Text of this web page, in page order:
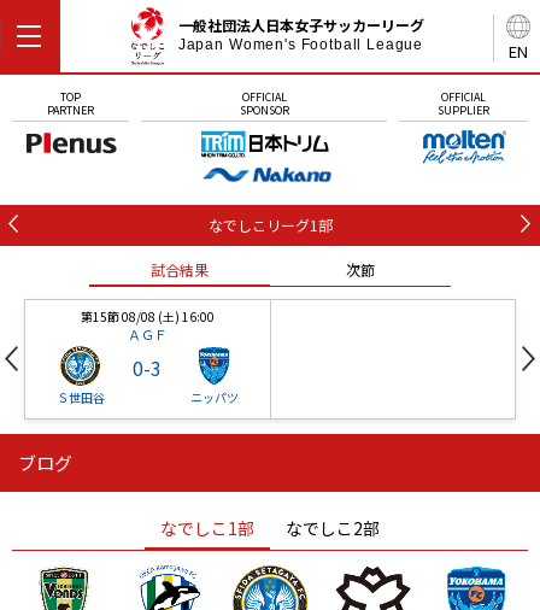
EN
一般社団法人日本女子サッカーリーグ
Japan Women's Football League
TOP
PARTNER
OFFICIAL
SPONSOR
OFFICIAL
SUPPLIER
なでしこリーグ1部
試合結果 次節
第15節 08/08 (土) 16:00
ＡＧＦ
Ｓ世田谷
0-3
ニッパツ
ニッパツ
ニッパツ 名古屋
石人の星
静岡 愛媛Ｌ
ブログ
なでしこ1部 なでしこ2部